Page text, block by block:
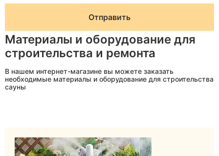
Материалы и оборудование для
строительства и ремонта
В нашем интернет-магазине вы можете заказать
необходимые материалы и оборудование для строительства
сауны